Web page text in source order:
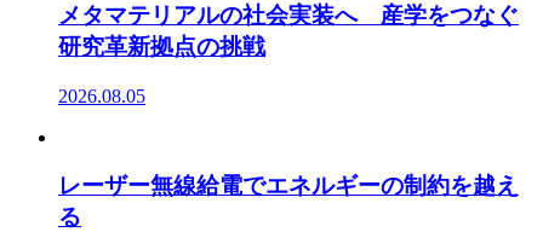
メタマテリアルの社会実装へ 産学をつなぐ
研究革新拠点の挑戦
2026.08.05
レーザー無線給電でエネルギーの制約を越え
る